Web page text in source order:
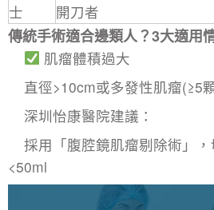
士
開刀者
傳統手術適合邊類人？3大適用
​肌瘤體積過大
直徑>10cm或多發性肌瘤(≥5
深圳怡康醫院建議：
採用「腹腔鏡肌瘤剔除術」
<50ml